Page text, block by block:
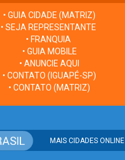
• GUIA CIDADE (MATRIZ)
• SEJA REPRESENTANTE
• FRANQUIA
• GUIA MOBILE
• ANUNCIE AQUI
• CONTATO (IGUAPÉ-SP)
• CONTATO (MATRIZ)
MAIS CIDADES ONLINE